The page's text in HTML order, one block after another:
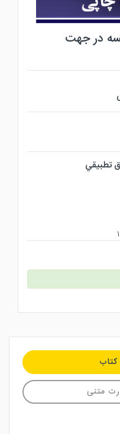
در جهت
تطبيقي
متنی